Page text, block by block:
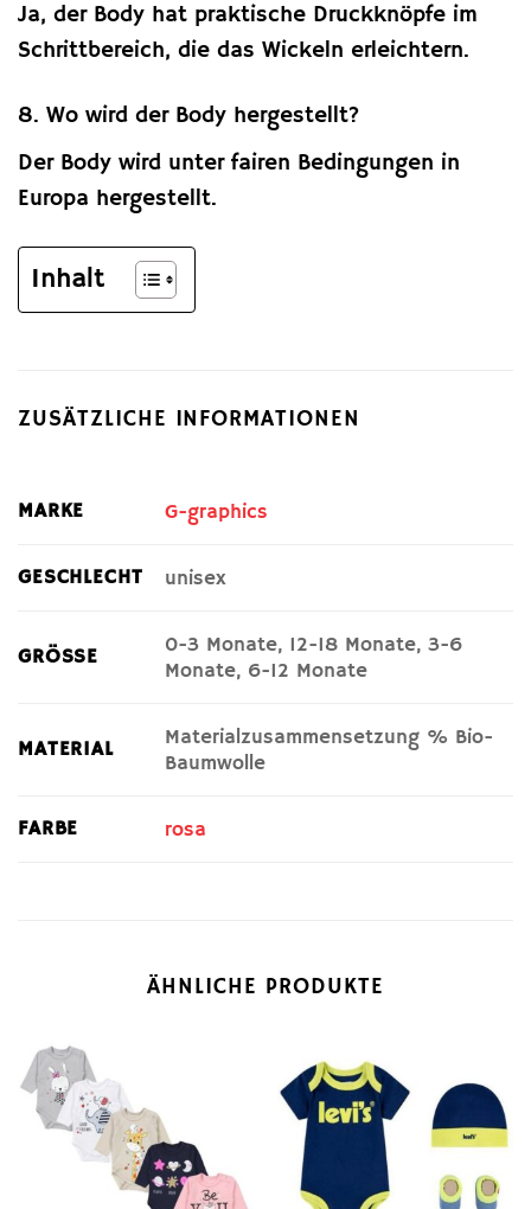
Ja, der Body hat praktische Druckknöpfe im
Schrittbereich, die das Wickeln erleichtern.
8. Wo wird der Body hergestellt?
Der Body wird unter fairen Bedingungen in
Europa hergestellt.
Inhalt
ZUSÄTZLICHE INFORMATIONEN
MARKE G-graphics
GESCHLECHT unisex
GRÖSSE
0-3 Monate, 12-18 Monate, 3-6
Monate, 6-12 Monate
MATERIAL
Materialzusammensetzung % Bio-
Baumwolle
FARBE rosa
ÄHNLICHE PRODUKTE